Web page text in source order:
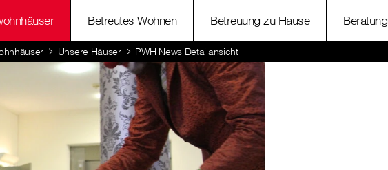
Betreutes Wohnen Betreuung zu Hause Beratung
Unsere Häuser PWH News Detailansicht